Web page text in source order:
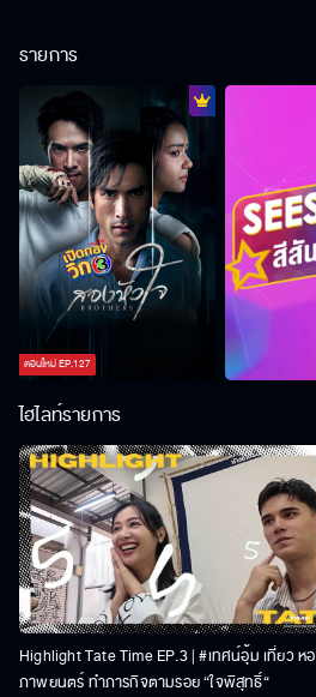
รายการ
ตอนใหม่EP.127
ไฮไลท์รายการ
Highlight Tate Time EP.3 | #เทศน์อุ้ม เที่ยว หอ
ภาพยนตร์ ทำภารกิจตามรอย “ใจพิสุทธิ์“